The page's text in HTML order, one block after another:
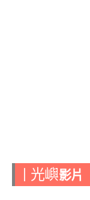
光嶼影片